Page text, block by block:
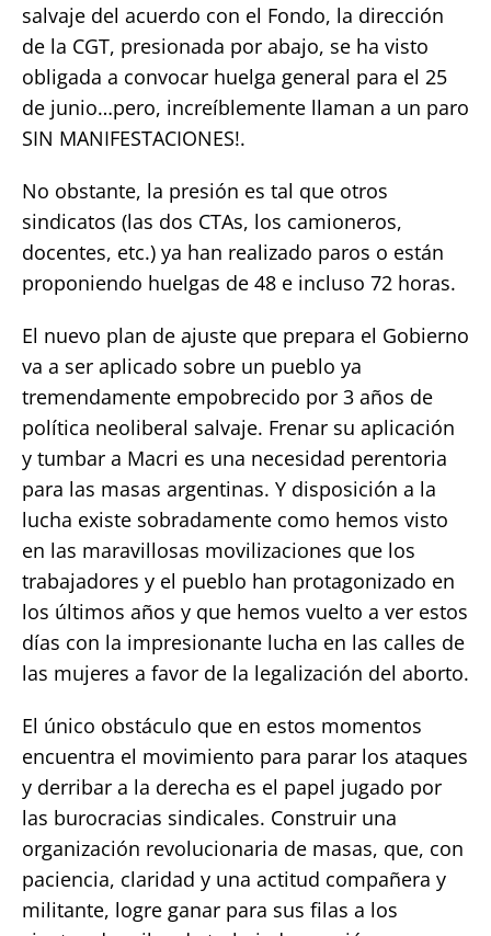
salvaje del acuerdo con el Fondo, la dirección
de la CGT, presionada por abajo, se ha visto
obligada a convocar huelga general para el 25
de junio…pero, increíblemente llaman a un paro
SIN MANIFESTACIONES!.
No obstante, la presión es tal que otros
sindicatos (las dos CTAs, los camioneros,
docentes, etc.) ya han realizado paros o están
proponiendo huelgas de 48 e incluso 72 horas.
El nuevo plan de ajuste que prepara el Gobierno
va a ser aplicado sobre un pueblo ya
tremendamente empobrecido por 3 años de
política neoliberal salvaje. Frenar su aplicación
y tumbar a Macri es una necesidad perentoria
para las masas argentinas. Y disposición a la
lucha existe sobradamente como hemos visto
en las maravillosas movilizaciones que los
trabajadores y el pueblo han protagonizado en
los últimos años y que hemos vuelto a ver estos
días con la impresionante lucha en las calles de
las mujeres a favor de la legalización del aborto.
El único obstáculo que en estos momentos
encuentra el movimiento para parar los ataques
y derribar a la derecha es el papel jugado por
las burocracias sindicales. Construir una
organización revolucionaria de masas, que, con
paciencia, claridad y una actitud compañera y
militante, logre ganar para sus filas a los